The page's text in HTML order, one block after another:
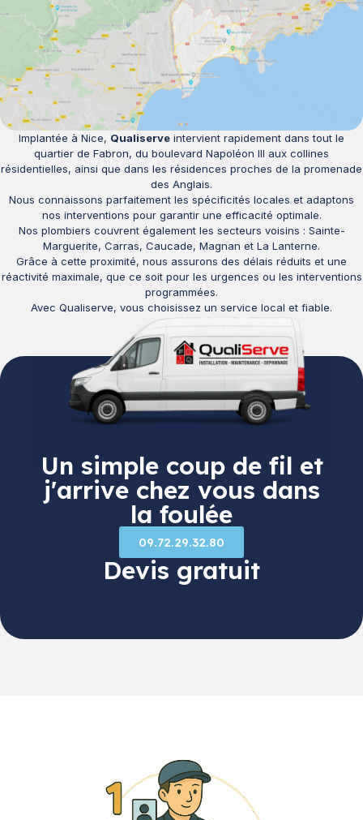
Implantée à Nice, Qualiserve intervient rapidement dans tout le
quartier de Fabron, du boulevard Napoléon III aux collines
résidentielles, ainsi que dans les résidences proches de la promenade
des Anglais.
Nous connaissons parfaitement les spécificités locales et adaptons
nos interventions pour garantir une efficacité optimale.
Nos plombiers couvrent également les secteurs voisins : Sainte-
Marguerite, Carras, Caucade, Magnan et La Lanterne.
Grâce à cette proximité, nous assurons des délais réduits et une
réactivité maximale, que ce soit pour les urgences ou les interventions
programmées.
Avec Qualiserve, vous choisissez un service local et fiable.
Un simple coup de fil et
j'arrive chez vous dans
la foulée
09.72.29.32.80
Devis gratuit